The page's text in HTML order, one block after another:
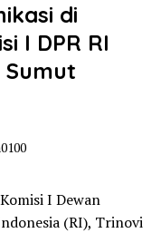
di
I DPR RI
Sumut
I Dewan
(RI), Trinovi